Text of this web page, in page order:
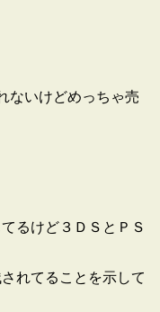
ないけどめっちゃ売
るけど３ＤＳとＰＳ
れてることを示して